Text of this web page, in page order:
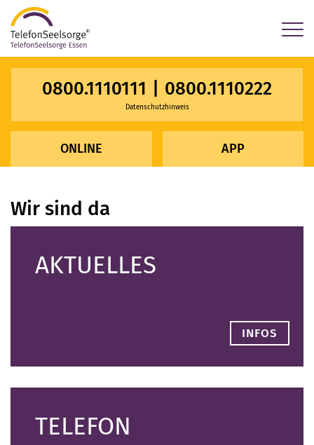
0800.1110111 0800.1110222
Datenschutzhinweis
ONLINE APP
Wir sind da
AKTUELLES
INFOS
TELEFON